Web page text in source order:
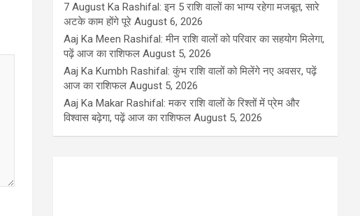
7 August Ka Rashifal: इन 5 राशि वालों का भाग्य रहेगा मजबूत, सारे
अटके काम होंगे पूरे August 6, 2026
Aaj Ka Meen Rashifal: मीन राशि वालों को परिवार का सहयोग मिलेगा,
पढ़ें आज का राशिफल August 5, 2026
Aaj Ka Kumbh Rashifal: कुंभ राशि वालों को मिलेंगे नए अवसर, पढ़ें
आज का राशिफल August 5, 2026
Aaj Ka Makar Rashifal: मकर राशि वालों के रिश्तों में प्रेम और
विश्वास बढ़ेगा, पढ़ें आज का राशिफल August 5, 2026